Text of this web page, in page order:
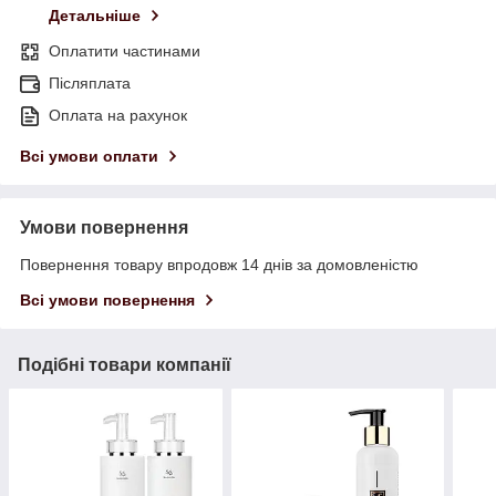
Детальніше
Оплатити частинами
Післяплата
Оплата на рахунок
Всі умови оплати
Умови повернення
Повернення товару впродовж 14 днів за домовленістю
Всі умови повернення
Подібні товари компанії